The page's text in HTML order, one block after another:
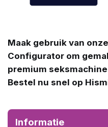
Informatie
Maak gebruik van
Configurator om
premium
Bestel nu snel op